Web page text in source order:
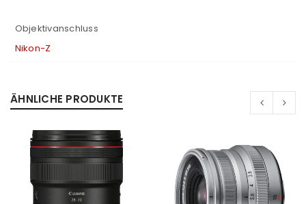
Objektivanschluss
Nikon-Z
ÄHNLICHE PRODUKTE